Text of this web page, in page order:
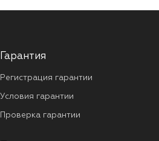
Гарантия
Регистрация гарантии
Условия гарантии
Проверка гарантии